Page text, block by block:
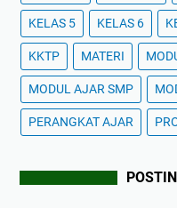
KELAS 5 KELAS 6
KKTP MATERI
MODUL AJAR SMP
PERANGKAT AJAR